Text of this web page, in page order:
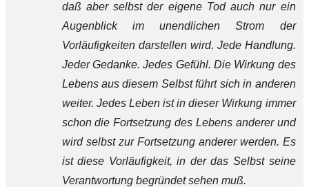
daß aber selbst der eigene Tod auch nur ein
Augenblick im unendlichen Strom der
Vorläufigkeiten darstellen wird. Jede Handlung.
Jeder Gedanke. Jedes Gefühl. Die Wirkung des
Lebens aus diesem Selbst führt sich in anderen
weiter. Jedes Leben ist in dieser Wirkung immer
schon die Fortsetzung des Lebens anderer und
wird selbst zur Fortsetzung anderer werden. Es
ist diese Vorläufigkeit, in der das Selbst seine
Verantwortung begründet sehen muß.